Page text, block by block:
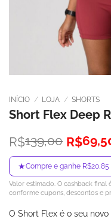
INÍCIO / LOJA / SHORTS
Short Flex Deep
R$139,00
O
preço
original
era:
R$139,00.
R$
O
preço
atual
é:
R$69,50.
★Compre e ganhe
Valor estimado. O cashback
conforme cupons, descontos e
O Short Flex é o seu